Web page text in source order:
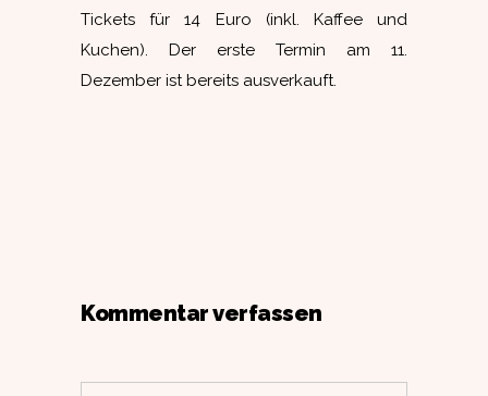
Tickets für 14 Euro (inkl. Kaffee und
Kuchen). Der erste Termin am 11.
Dezember ist bereits ausverkauft.
Kommentar verfassen